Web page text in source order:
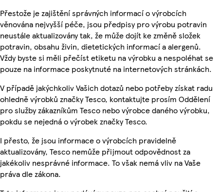
Přestože je zajištění správných informací o výrobcích
věnována nejvyšší péče, jsou předpisy pro výrobu potravin
neustále aktualizovány tak, že může dojít ke změně složek
potravin, obsahu živin, dietetických informací a alergenů.
Vždy byste si měli přečíst etiketu na výrobku a nespoléhat se
pouze na informace poskytnuté na internetových stránkách.
V případě jakýchkoliv Vašich dotazů nebo potřeby získat radu
ohledně výrobků značky Tesco, kontaktujte prosím Oddělení
pro služby zákazníkům Tesco nebo výrobce daného výrobku,
pokdu se nejedná o výrobek značky Tesco.
I přesto, že jsou informace o výrobcích pravidelně
aktualizovány, Tesco nemůže přijmout odpovědnost za
jakékoliv nesprávné informace. To však nemá vliv na Vaše
práva dle zákona.